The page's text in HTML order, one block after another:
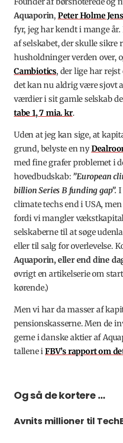
Aquaporin, Peter Holme
fyr, jeg har kendt i mange
af selskabet, der skullesikre
husholdninger verden over,
Cambiotics, der lige har rejst
det kan nu aldrig være sjovt
værdier i sit gamle selskab
tabe 1, 7 mia. kr.
Uden at jeg kan sige, at
grund, belyste en ny
med fine grafer problemet i
hovedbudskab: ”European
billion Series B funding gap”. I
climate techs end i USA,
fordi vi mangler
selskaberne til at søge
eller til salg for overlevelse.
Aquaporin, eller end dine
øvrigt en artikelserie om
kørende.)
Men vi har da masser af
pensionskasserne. Men de
gerne i danske aktier af
tallene i FBV’s rapport om
Og så de kortere …
Avnits millioner til